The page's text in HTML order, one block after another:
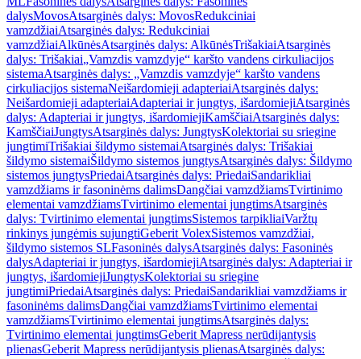
dalysMovosAtsarginės dalys: MovosRedukciniai
vamzdžiaiAtsarginės dalys: Redukciniai
vamzdžiaiAlkūnėsAtsarginės dalys: AlkūnėsTrišakiaiAtsarginės
dalys: Trišakiai„Vamzdis vamzdyje“ karšto vandens cirkuliacijos
sistemaAtsarginės dalys: „Vamzdis vamzdyje“ karšto vandens
cirkuliacijos sistemaNeišardomieji adapteriaiAtsarginės dalys:
Neišardomieji adapteriaiAdapteriai ir jungtys, išardomiejiAtsarginės
dalys: Adapteriai ir jungtys, išardomiejiKamščiaiAtsarginės dalys:
KamščiaiJungtysAtsarginės dalys: JungtysKolektoriai su sriegine
jungtimiTrišakiai šildymo sistemaiAtsarginės dalys: Trišakiai
šildymo sistemaiŠildymo sistemos jungtysAtsarginės dalys: Šildymo
sistemos jungtysPriedaiAtsarginės dalys: PriedaiSandarikliai
vamzdžiams ir fasoninėms dalimsDangčiai vamzdžiamsTvirtinimo
elementai vamzdžiamsTvirtinimo elementai jungtimsAtsarginės
dalys: Tvirtinimo elementai jungtimsSistemos tarpikliaiVaržtų
rinkinys jungėmis sujungtiGeberit VolexSistemos vamzdžiai,
šildymo sistemos SLFasoninės dalysAtsarginės dalys: Fasoninės
dalysAdapteriai ir jungtys, išardomiejiAtsarginės dalys: Adapteriai ir
jungtys, išardomiejiJungtysKolektoriai su sriegine
jungtimiPriedaiAtsarginės dalys: PriedaiSandarikliai vamzdžiams ir
fasoninėms dalimsDangčiai vamzdžiamsTvirtinimo elementai
vamzdžiamsTvirtinimo elementai jungtimsAtsarginės dalys:
Tvirtinimo elementai jungtimsGeberit Mapress nerūdijantysis
plienasGeberit Mapress nerūdijantysis plienasAtsarginės dalys: